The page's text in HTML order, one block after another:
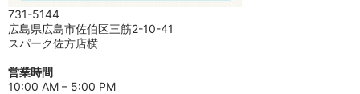
731-5144
広島県広島市佐伯区三筋2-10-41
スパーク佐方店横
営業時間
10:00 AM – 5:00 PM